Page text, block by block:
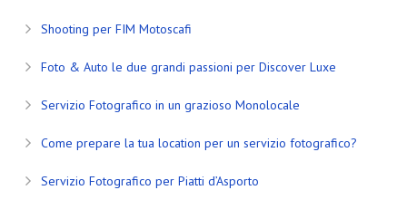
Shooting per FIM Motoscafi
Foto & Auto le due grandi passioni per Discover Luxe
Servizio Fotografico in un grazioso Monolocale
Come prepare la tua location per un servizio fotografico?
Servizio Fotografico per Piatti d’Asporto